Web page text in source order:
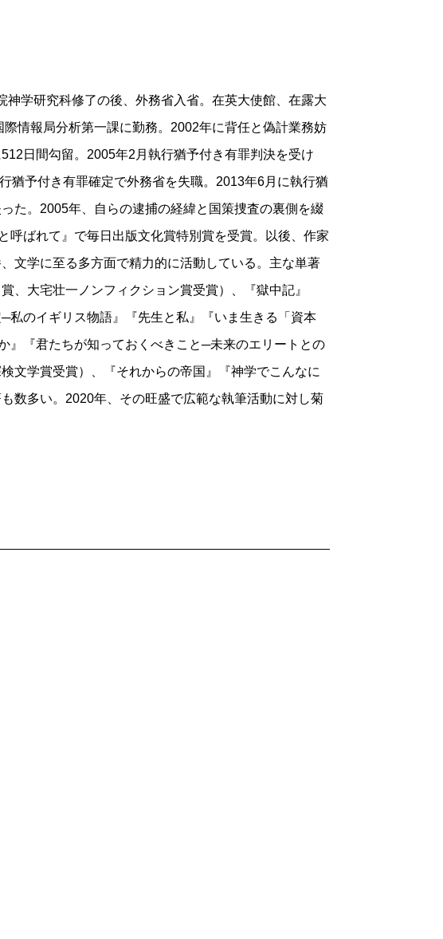
に息づく独自の思考法だ。
彼が、本来の希望をよそに送られた英国の地で出会っ
ェコスロバキア人。名前は、スデニェク・マストニー
物との出会いを通し、佐藤は、フロマートカのドスト
スロバキアの現実、そしてそこに生きる人々の心に巣
プラハの町に関する記述は1行たりともなく、読者は読
いて、プラハは、歴史の荒波に翻弄されて生きる人間
役割を果たしているが、思うにプラハほど、（ことに
ふさわしい町はないかもしれない。
とは一種の運命論である。人間の意志の力に対する
世界はまさにその意志の力から切り離され、固定化さ
らえられることなく、人は現象の真の洞察者たりえな
れた憂鬱の思想家である。歴史的に「いつ消えてしま
学研究科修了の後、外務省入省。在英大使館、在露大
情報局分析第一課に勤務。2002年に背任と偽計業務妨
日間勾留。2005年2月執行猶予付き有罪判決を受け
猶予付き有罪確定で外務省を失職。2013年6月に執行猶
た。2005年、自らの逮捕の経緯と国策捜査の裏側を綴
呼ばれて』で毎日出版文化賞特別賞を受賞。以後、作家
文学に至る多方面で精力的に活動している。主な単著
、大宅壮一ノンフィクション賞受賞）、『獄中記』
私のイギリス物語』『先生と私』『いま生きる「資本
』『君たちが知っておくべきこと─未来のエリートとの
文学賞受賞）、『それからの帝国』『神学でこんなに
数多い。2020年、その旺盛で広範な執筆活動に対し菊